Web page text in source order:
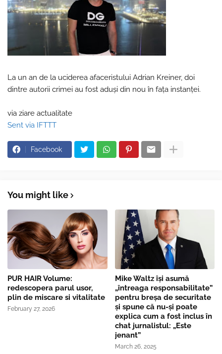
La un an de la uciderea afaceristului Adrian Kreiner, doi
dintre autorii crimei au fost aduși din nou în fața instanței.
via ziare actualitate
Sent via IFTTT
Facebook
You might like
PUR HAIR Volume:
redescopera parul usor,
plin de miscare si vitalitate
February 27, 2026
Mike Waltz îşi asumă
„întreaga responsabilitate”
pentru breşa de securitate
și spune că nu-și poate
explica cum a fost inclus în
chat jurnalistul: „Este
jenant”
March 26, 2025